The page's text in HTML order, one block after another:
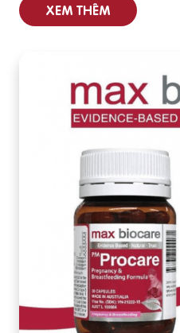
XEM THÊM